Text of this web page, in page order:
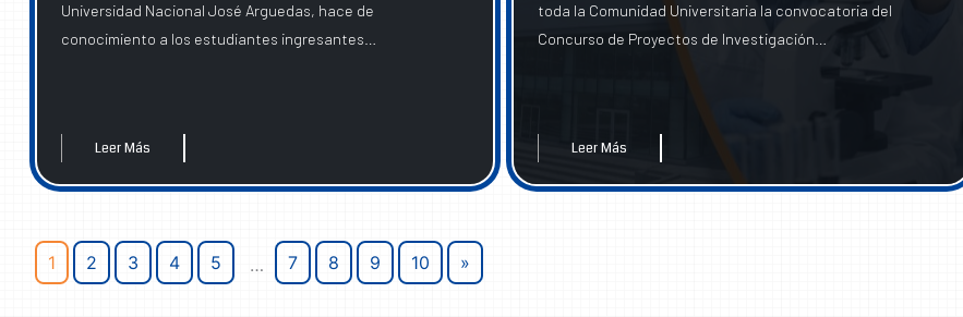
Universidad Nacional José Arguedas, hace de
conocimiento a los estudiantes ingresantes…
Leer Más
toda la Comunidad Universitaria la convocatoria del
Concurso de Proyectos de Investigación…
Leer Más
1 2 3 4 5 … 7 8 9 10 »